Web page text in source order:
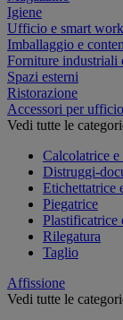
Igiene
Ufficio e smart
Imballaggio e
Forniture industriali
Spazi esterni
Ristorazione
Accessori per ufficio
Vedi tutte le
Calcolatrice e
Distruggi-
Etichettatrice
Piegatrice
Plastificatrice
Rilegatura
Taglio
Affissione
Vedi tutte le